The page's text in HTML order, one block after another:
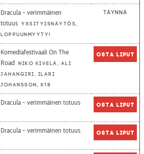
Dracula - verimmäinen
totuus Yksityisnäytös,
loppuunmyyty!
Täynnä
Komediafestivaali On The
Road
Niko Kivelä, Ali
Jahangiri, Ilari
Johansson, K18
Osta liput
Dracula - verimmäinen totuus Osta liput
Dracula - verimmäinen totuus Osta liput